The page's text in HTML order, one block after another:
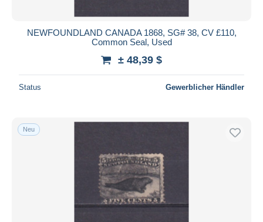
NEWFOUNDLAND CANADA 1868, SG# 38, CV £110,
Common Seal, Used
± 48,39 $
Status Gewerblicher Händler
Neu